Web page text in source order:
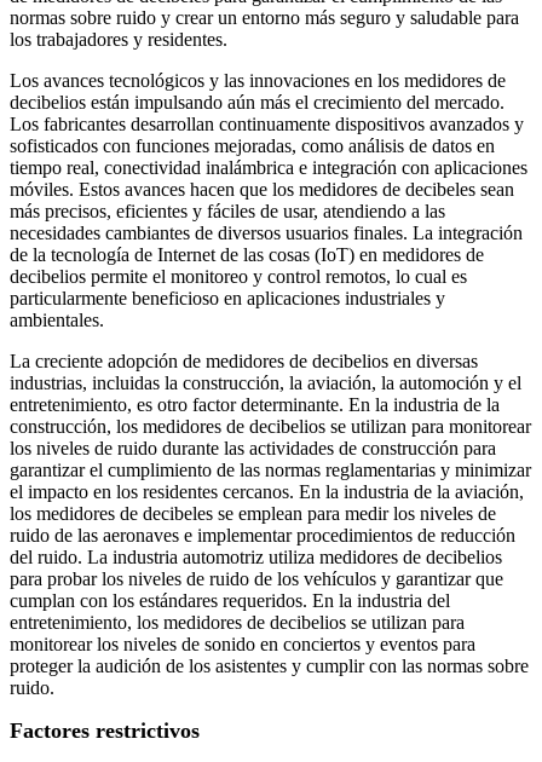
normas sobre ruido y crear un entorno más seguro y saludable para
los trabajadores y residentes.
Los avances tecnológicos y las innovaciones en los medidores de
decibelios están impulsando aún más el crecimiento del mercado.
Los fabricantes desarrollan continuamente dispositivos avanzados y
sofisticados con funciones mejoradas, como análisis de datos en
tiempo real, conectividad inalámbrica e integración con aplicaciones
móviles. Estos avances hacen que los medidores de decibeles sean
más precisos, eficientes y fáciles de usar, atendiendo a las
necesidades cambiantes de diversos usuarios finales. La integración
de la tecnología de Internet de las cosas (IoT) en medidores de
decibelios permite el monitoreo y control remotos, lo cual es
particularmente beneficioso en aplicaciones industriales y
ambientales.
La creciente adopción de medidores de decibelios en diversas
industrias, incluidas la construcción, la aviación, la automoción y el
entretenimiento, es otro factor determinante. En la industria de la
construcción, los medidores de decibelios se utilizan para monitorear
los niveles de ruido durante las actividades de construcción para
garantizar el cumplimiento de las normas reglamentarias y minimizar
el impacto en los residentes cercanos. En la industria de la aviación,
los medidores de decibeles se emplean para medir los niveles de
ruido de las aeronaves e implementar procedimientos de reducción
del ruido. La industria automotriz utiliza medidores de decibelios
para probar los niveles de ruido de los vehículos y garantizar que
cumplan con los estándares requeridos. En la industria del
entretenimiento, los medidores de decibelios se utilizan para
monitorear los niveles de sonido en conciertos y eventos para
proteger la audición de los asistentes y cumplir con las normas sobre
ruido.
Factores restrictivos